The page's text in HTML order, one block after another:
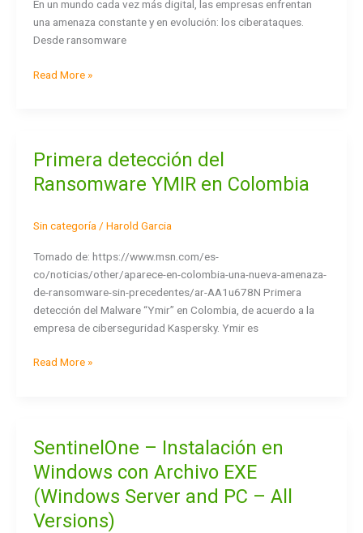
En un mundo cada vez más digital, las empresas enfrentan
una amenaza constante y en evolución: los ciberataques.
Desde ransomware
importancia
de
backups
Read More »
Primera detección del
Ransomware YMIR en Colombia
Sin categoría/ Harold Garcia
Tomado de: https://www.msn.com/es-
co/noticias/other/aparece-en-colombia-una-nueva-amenaza-
de-ransomware-sin-precedentes/ar-AA1u678N Primera
detección del Malware “Ymir” en Colombia, de acuerdo a la
empresa de ciberseguridad Kaspersky. Ymir es
Primera
del
YMIR
Colombia
Read More »
SentinelOne – Instalación en
Windows con Archivo EXE
(Windows Server and PC – All
Versions)
SentinelOne
Instalación
en
Windows